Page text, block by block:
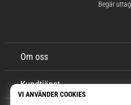
Om oss
Kundtjänst
Begär uttag